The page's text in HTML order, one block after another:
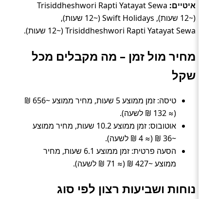
איטיים: Trisiddheshwori Rapti Yatayat Sewa
(~12 שעות), Swift Holidays (~12 שעות),
Trisiddheshwori Rapti Yatayat Sewa (~12 שעות).
מחיר מול זמן – מה מקבלים מכל
שקל
טיסה: זמן ממוצע 5 שעות, מחיר ממוצע ~656 ₪
(≈ 132 ₪ לשעה).
אוטובוס: זמן ממוצע 10.2 שעות, מחיר ממוצע
~36 ₪ (≈ 4 ₪ לשעה).
הסעה פרטית: זמן ממוצע 6.1 שעות, מחיר
ממוצע ~427 ₪ (≈ 71 ₪ לשעה).
נוחות ושביעות רצון לפי סוג